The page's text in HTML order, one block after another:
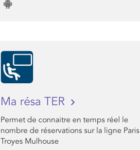
Ma résa TER
Permet de connaitre en temps réel le
nombre de réservations sur la ligne Paris
Troyes Mulhouse